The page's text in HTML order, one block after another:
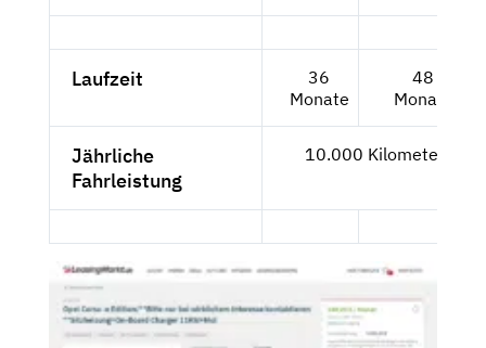
Laufzeit
36
Monate
48
Monate
Jährliche
Fahrleistung
10.000 Kilometer